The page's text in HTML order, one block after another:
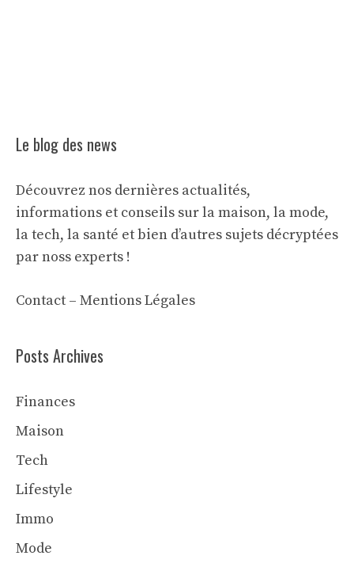
Le blog des news
Découvrez nos dernières actualités,
informations et conseils sur la maison, la mode,
la tech, la santé et bien d’autres sujets décryptées
par noss experts !
Contact – Mentions Légales
Posts Archives
Finances
Maison
Tech
Lifestyle
Immo
Mode